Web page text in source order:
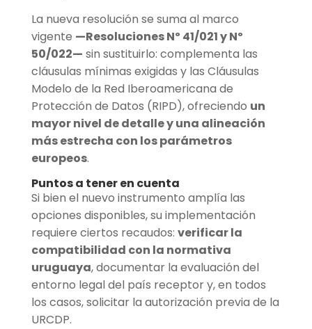
La nueva resolución se suma al marco
vigente —Resoluciones Nº 41/021 y Nº
50/022— sin sustituirlo: complementa las
cláusulas mínimas exigidas y las Cláusulas
Modelo de la Red Iberoamericana de
Protección de Datos (RIPD), ofreciendo un
mayor nivel de detalle y una alineación
más estrecha con los parámetros
europeos.
Puntos a tener en cuenta
Si bien el nuevo instrumento amplía las
opciones disponibles, su implementación
requiere ciertos recaudos: verificar la
compatibilidad con la normativa
uruguaya, documentar la evaluación del
entorno legal del país receptor y, en todos
los casos, solicitar la autorización previa de la
URCDP.